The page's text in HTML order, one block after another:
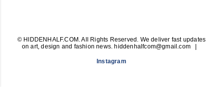
© HIDDENHALF.COM. All Rights Reserved. We deliver fast updates
on art, design and fashion news. hiddenhalfcom@gmail.com
Instagram